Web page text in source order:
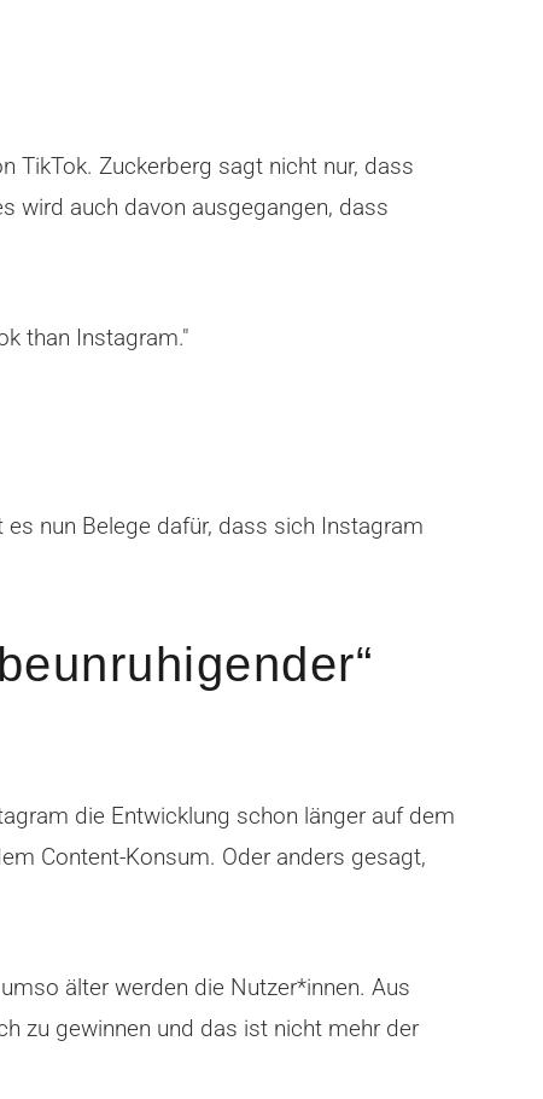
TikTok. Zuckerberg sagt nicht nur, dass
wird auch davon ausgegangen, dass
than Instagram."
nun Belege dafür, dass sich Instagram
die Entwicklung schon länger auf dem
Content-Konsum. Oder anders gesagt,
älter werden die Nutzer*innen. Aus
zu gewinnen und das ist nicht mehr der